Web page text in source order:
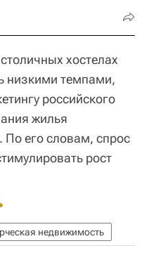
хостелах
низкими темпами,
российского
жилья
По его словам, спрос
рост
недвижимость